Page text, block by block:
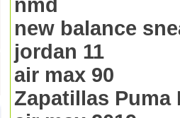
nmd
new balance
jordan 11
air max 90
Zapatillas Puma